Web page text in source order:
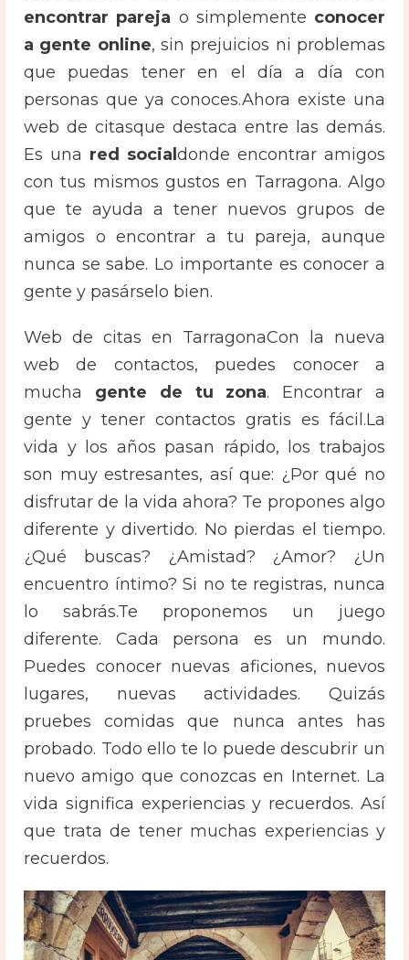
encontrar pareja o simplemente conocer
a gente online, sin prejuicios ni problemas
que puedas tener en el día a día con
personas que ya conoces.Ahora existe una
web de citasque destaca entre las demás.
Es una red social donde encontrar amigos
con tus mismos gustos en Tarragona. Algo
que te ayuda a tener nuevos grupos de
amigos o encontrar a tu pareja, aunque
nunca se sabe. Lo importante es conocer a
gente y pasárselo bien.
Web de citas en TarragonaCon la nueva
web de contactos, puedes conocer a
mucha gente de tu zona. Encontrar a
gente y tener contactos gratis es fácil.La
vida y los años pasan rápido, los trabajos
son muy estresantes, así que: ¿Por qué no
disfrutar de la vida ahora? Te propones algo
diferente y divertido. No pierdas el tiempo.
¿Qué buscas? ¿Amistad? ¿Amor? ¿Un
encuentro íntimo? Si no te registras, nunca
lo sabrás.Te proponemos un juego
diferente. Cada persona es un mundo.
Puedes conocer nuevas aficiones, nuevos
lugares, nuevas actividades. Quizás
pruebes comidas que nunca antes has
probado. Todo ello te lo puede descubrir un
nuevo amigo que conozcas en Internet. La
vida significa experiencias y recuerdos. Así
que trata de tener muchas experiencias y
recuerdos.